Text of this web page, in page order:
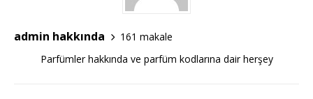
admin hakkında
161 makale
Parfümler hakkında ve parfüm kodlarına dair herşey